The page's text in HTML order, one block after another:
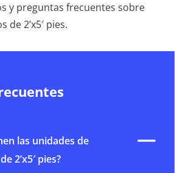
y preguntas frecuentes sobre
2’x5′ pies.
las unidades de
2’x5′ pies?